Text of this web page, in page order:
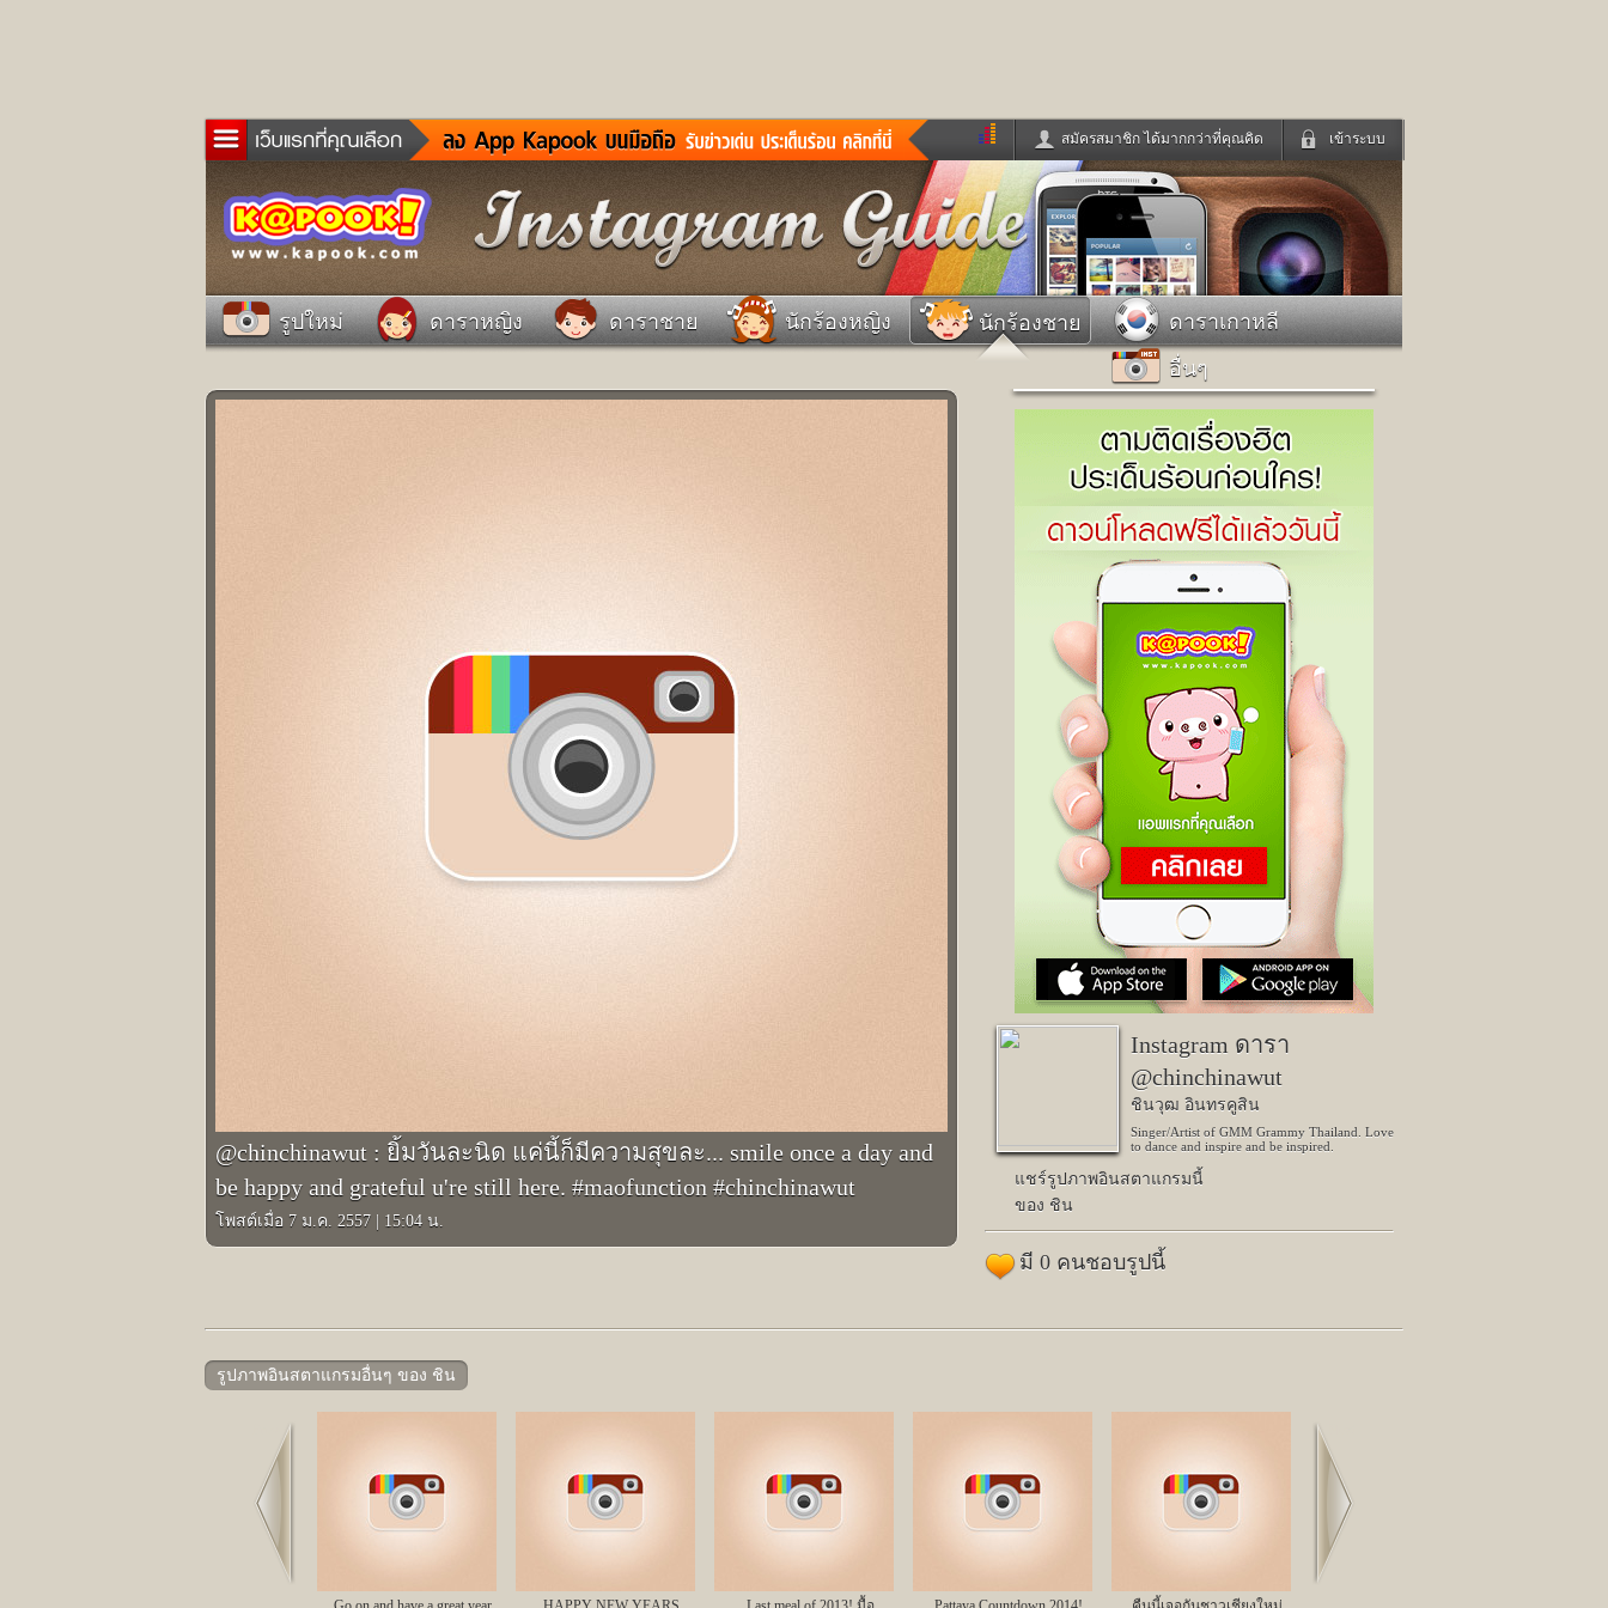
เข้าระบบ
สมัครสมาชิก ได้มากกว่าที่คุณคิด
ข่าวด่วน ข่าวสั้น ข่าวดารา
ดูทีวี
ละคร
หนังใหม่ ฟังเพลง
ฟังวิทยุออนไลน์
เกม
หมากรุกไทย แชทหมากฮอส
Glitter
แต่งงาน
แม่และเด็ก
ดูดวง
ทำนายฝัน สุขภาพ
สัตว์เลี้ยง
ผู้ชาย
ผลบอล บ้านและการตกแต่ง
ท่องเที่ยว
การศึกษา
dictionary
เช็คความเร็วเน็ต
Facebook
เข้าระบบด้วย User Kapook
Email
Password
เข้าระบบด้วย Facebook
รูปใหม่ ดาราหญิง ดาราชาย นักร้องหญิง นักร้องชาย
ดาราเกาหลี
อื่นๆ
@chinchinawut : ยิ้มวันละนิด แค่นี้ก็มีความสุขละ... smile once a day and
be happy and grateful u're still here. #maofunction #chinchinawut
โพสต์เมื่อ 7 ม.ค. 2557 15:04 น.
Instagram ดารา
@chinchinawut
ชินวุฒ อินทรคูสิน
Singer/Artist of GMM Grammy Thailand. Love
to dance and inspire and be inspired.
แชร์รูปภาพอินสตาแกรมนี้
ของ ชิน
มี 0 คนชอบรูปนี้
รูปภาพอินสตาแกรมอื่นๆ ของ ชิน